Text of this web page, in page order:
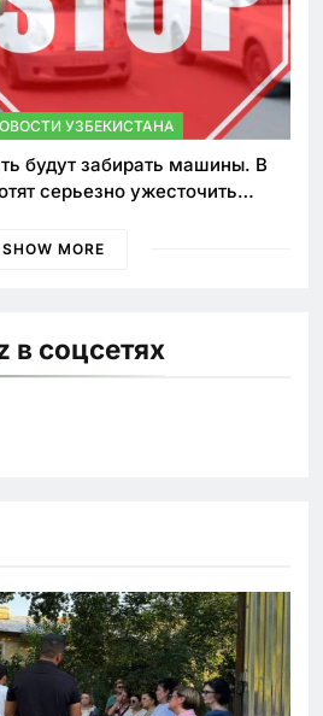
УЗБЕКИСТАНА
будут забирать машины. В
серьезно ужесточить
SHOW MORE
в соцсетях